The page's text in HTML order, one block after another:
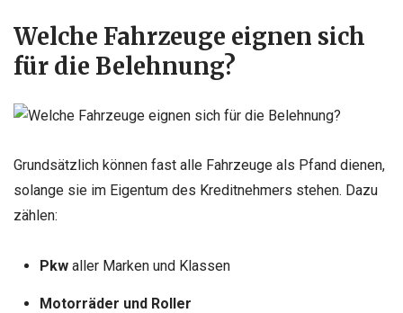
Welche Fahrzeuge eignen sich
für die Belehnung?
Grundsätzlich können fast alle Fahrzeuge als Pfand dienen,
solange sie im Eigentum des Kreditnehmers stehen. Dazu
zählen:
Pkwaller Marken und Klassen
Motorräder und Roller